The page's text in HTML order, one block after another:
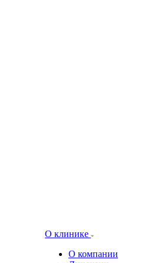
О клинике
О компании